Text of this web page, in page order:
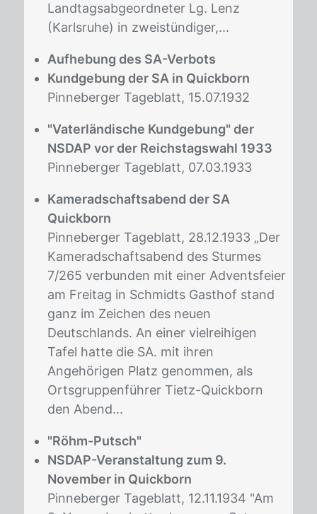
Landtagsabgeordneter Lg. Lenz
(Karlsruhe) in zweistündiger,...
Aufhebung des SA-Verbots
Kundgebung der SA in Quickborn
Pinneberger Tageblatt, 15.07.1932
"Vaterländische Kundgebung" der
NSDAP vor der Reichstagswahl 1933
Pinneberger Tageblatt, 07.03.1933
Kameradschaftsabend der SA
Quickborn
Pinneberger Tageblatt, 28.12.1933 „Der
Kameradschaftsabend des Sturmes
7/265 verbunden mit einer Adventsfeier
am Freitag in Schmidts Gasthof stand
ganz im Zeichen des neuen
Deutschlands. An einer vielreihigen
Tafel hatte die SA. mit ihren
Angehörigen Platz genommen, als
Ortsgruppenführer Tietz-Quickborn
den Abend...
"Röhm-Putsch"
NSDAP-Veranstaltung zum 9.
November in Quickborn
Pinneberger Tageblatt, 12.11.1934 "Am